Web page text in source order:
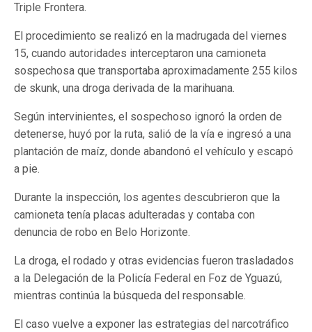
Triple Frontera.
El procedimiento se realizó en la madrugada del viernes
15, cuando autoridades interceptaron una camioneta
sospechosa que transportaba aproximadamente 255 kilos
de skunk, una droga derivada de la marihuana.
Según intervinientes, el sospechoso ignoró la orden de
detenerse, huyó por la ruta, salió de la vía e ingresó a una
plantación de maíz, donde abandonó el vehículo y escapó
a pie.
Durante la inspección, los agentes descubrieron que la
camioneta tenía placas adulteradas y contaba con
denuncia de robo en Belo Horizonte.
La droga, el rodado y otras evidencias fueron trasladados
a la Delegación de la Policía Federal en Foz de Yguazú,
mientras continúa la búsqueda del responsable.
El caso vuelve a exponer las estrategias del narcotráfico